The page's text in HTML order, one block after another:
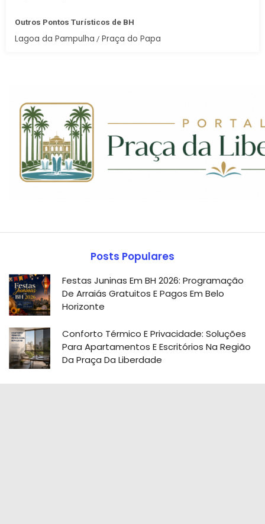
Outros Pontos Turísticos de BH
Lagoa da Pampulha / Praça do Papa
Posts Populares
Festas Juninas Em BH 2026: Programação
De Arraiás Gratuitos E Pagos Em Belo
Horizonte
Conforto Térmico E Privacidade: Soluções
Para Apartamentos E Escritórios Na Região
Da Praça Da Liberdade